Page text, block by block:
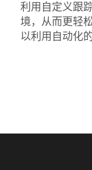
利用自定义跟
境，从而更轻
以利用自动化